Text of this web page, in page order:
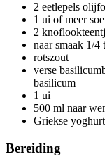
2 eetlepels
1 ui of meer
2
naar smaak 1/4
rotszout
verse
basilicum
1 ui
500 ml naar
Griekse yoghurt
Bereiding